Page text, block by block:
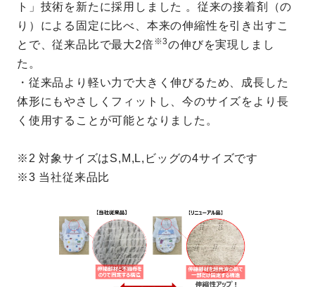
ト」技術を新たに採用しました 。従来の接着剤（の
り）による固定に比べ、本来の伸縮性を引き出すこ
とで、従来品比で最大2倍※3の伸びを実現しまし
た。
・従来品より軽い力で大きく伸びるため、成長した
体形にもやさしくフィットし、今のサイズをより長
く使用することが可能となりました。
※2 対象サイズはS,M,L,ビッグの4サイズです
※3 当社従来品比